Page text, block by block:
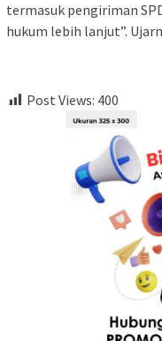
termasuk pengiriman
hukum lebih lanjut”.
Post Views: 400